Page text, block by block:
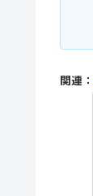
関連：